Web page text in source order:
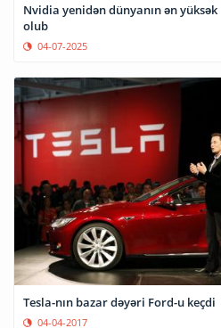
Nvidia yenidən dünyanın ən
olub
04-07-2025
Tesla-nın bazar dəyəri Ford-u keçdi
04-04-2017